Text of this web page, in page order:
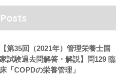
【第35回（2021年）管理栄養士国
家試験過去問解答・解説】問129 臨
床「COPDの栄養管理」